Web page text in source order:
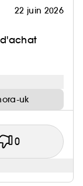
22 juin 2026
uk
0